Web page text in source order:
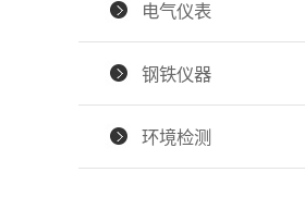
电气仪表
钢铁仪器
环境检测